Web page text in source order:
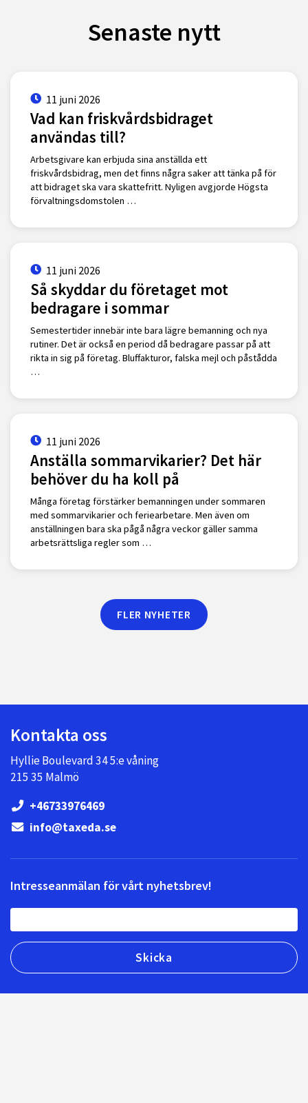
Senaste nytt
11 juni 2026
Vad kan friskvårdsbidraget
användas till?
Arbetsgivare kan erbjuda sina anställda ett
friskvårdsbidrag, men det finns några saker att tänka på för
att bidraget ska vara skattefritt. Nyligen avgjorde Högsta
förvaltningsdomstolen …
11 juni 2026
Så skyddar du företaget mot
bedragare i sommar
Semestertider innebär inte bara lägre bemanning och nya
rutiner. Det är också en period då bedragare passar på att
rikta in sig på företag. Bluffakturor, falska mejl och påstådda
…
11 juni 2026
Anställa sommarvikarier? Det här
behöver du ha koll på
Många företag förstärker bemanningen under sommaren
med sommarvikarier och feriearbetare. Men även om
anställningen bara ska pågå några veckor gäller samma
arbetsrättsliga regler som …
FLER NYHETER
Kontakta oss
Hyllie Boulevard 34 5:e våning
215 35 Malmö
+46733976469
info@taxeda.se
Intresseanmälan för vårt nyhetsbrev!